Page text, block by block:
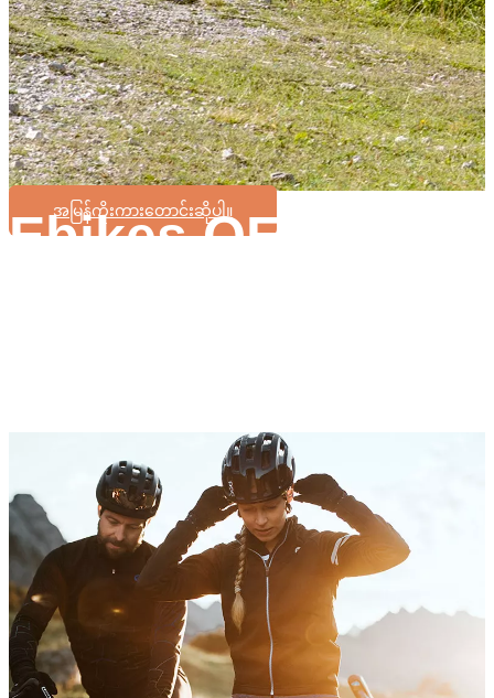
အမြန်ကိုးကားတောင်းဆိုပါ။
Ebikes OEM/ODM